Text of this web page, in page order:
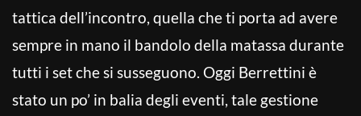
tattica dell’incontro, quella che ti porta ad avere
sempre in mano il bandolo della matassa durante
tutti i set che si susseguono. Oggi Berrettini è
stato un po’ in balia degli eventi, tale gestione